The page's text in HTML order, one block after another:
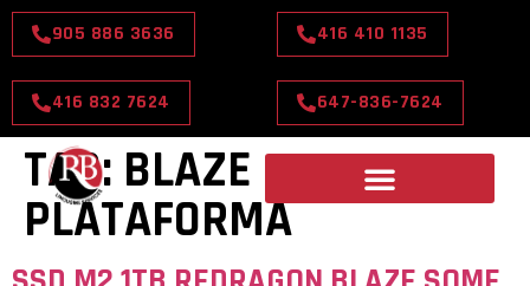
905 886 3636 416 410 1135
416 832 7624 647-836-7624
TAG: BLAZE
PLATAFORMA